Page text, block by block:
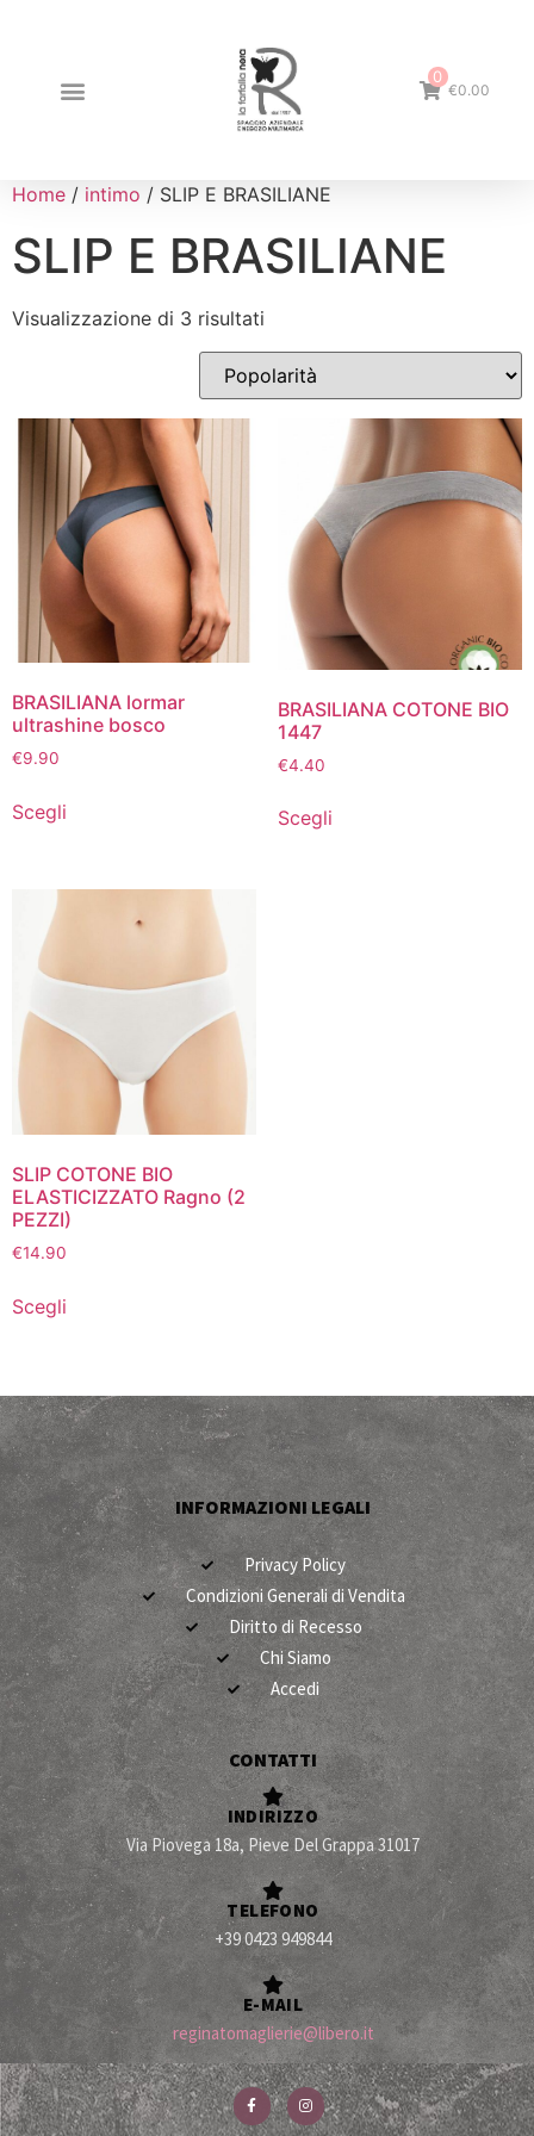
0
€0.00
Home / intimo / SLIP E BRASILIANE
SLIP E BRASILIANE
Visualizzazione di 3 risultati
BRASILIANA lormar
ultrashine bosco
€9.90
Scegli
BRASILIANA COTONE BIO
1447
€4.40
Scegli
SLIP COTONE BIO
ELASTICIZZATO Ragno (2
PEZZI)
€14.90
Scegli
INFORMAZIONI LEGALI
Privacy Policy
Condizioni Generali di Vendita
Diritto di Recesso
Chi Siamo
Accedi
CONTATTI
INDIRIZZO
Via Piovega 18a, Pieve Del Grappa 31017
TELEFONO
+39 0423 949844
E-MAIL
reginatomaglierie@libero.it